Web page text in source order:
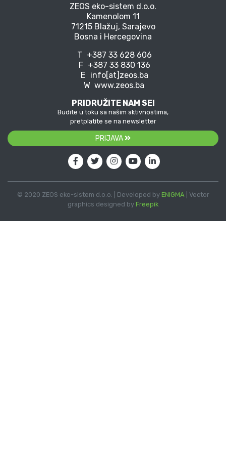
ZEOS eko-sistem d.o.o.
Kamenolom 11
71215 Blažuj, Sarajevo
Bosna i Hercegovina
T +387 33 628 606
F +387 33 830 136
E info[at]zeos.ba
W www.zeos.ba
PRIDRUŽITE NAM SE!
Budite u toku sa našim aktivnostima,
pretplatite se na newsletter
PRIJAVA
© 2020 ZEOS eko-sistem d.o.o. | Developed by ENIGMA | Vector
graphics designed by Freepik